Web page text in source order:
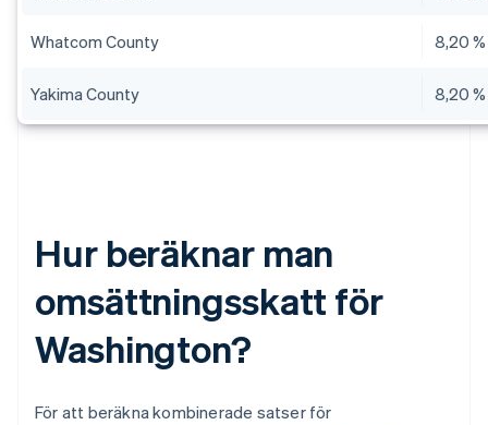
Whatcom County 8,20 %
Yakima County 8,20 %
Hur beräknar man
omsättningsskatt för
Washington?
För att beräkna kombinerade satser för